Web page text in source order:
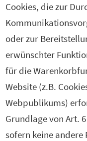
Cookies, die zur
oder zur
erwünschter
für die
Website (z.B.
Webpublikums)
Grundlage von Art.
sofern keine andere